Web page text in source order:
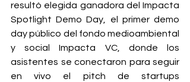
resultó elegida ganadora del Impacta
Spotlight Demo Day, el primer demo
day público del fondo medioambiental
y social Impacta VC, donde los
asistentes se conectaron para seguir
en vivo el pitch de startups